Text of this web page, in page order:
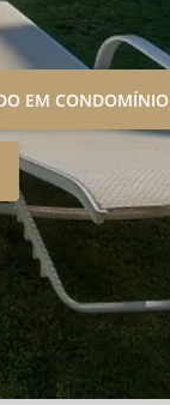
EM CONDOMÍNIO